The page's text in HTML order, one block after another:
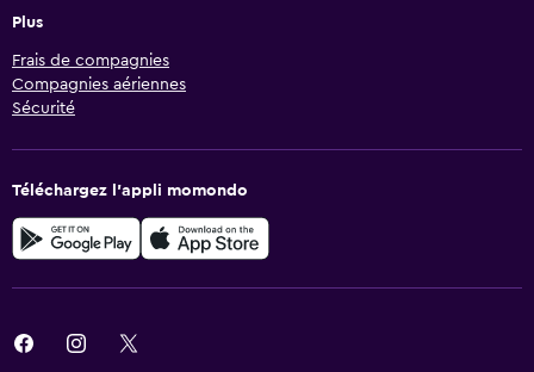
Plus
Frais de compagnies
Compagnies aériennes
Sécurité
Téléchargez l’appli momondo